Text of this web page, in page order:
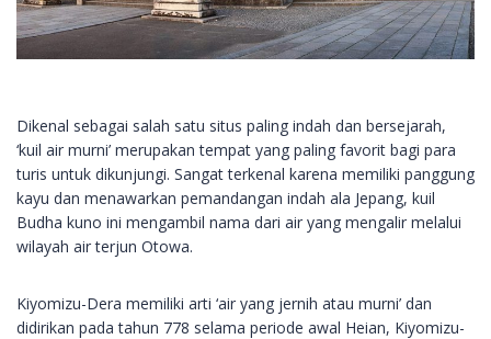
Dikenal sebagai salah satu situs paling indah dan bersejarah,
‘kuil air murni’ merupakan tempat yang paling favorit bagi para
turis untuk dikunjungi. Sangat terkenal karena memiliki panggung
kayu dan menawarkan pemandangan indah ala Jepang, kuil
Budha kuno ini mengambil nama dari air yang mengalir melalui
wilayah air terjun Otowa.
Kiyomizu-Dera memiliki arti ‘air yang jernih atau murni’ dan
didirikan pada tahun 778 selama periode awal Heian, Kiyomizu-